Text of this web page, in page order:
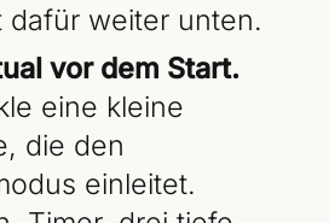
dafür weiter unten.
vor dem Start.
eine kleine
die den
einleitet.